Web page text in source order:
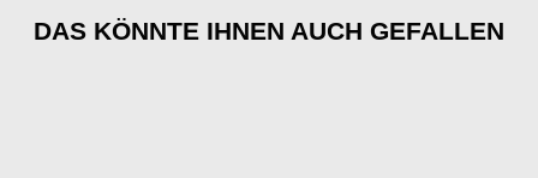
DAS KÖNNTE IHNEN AUCH GEFALLEN